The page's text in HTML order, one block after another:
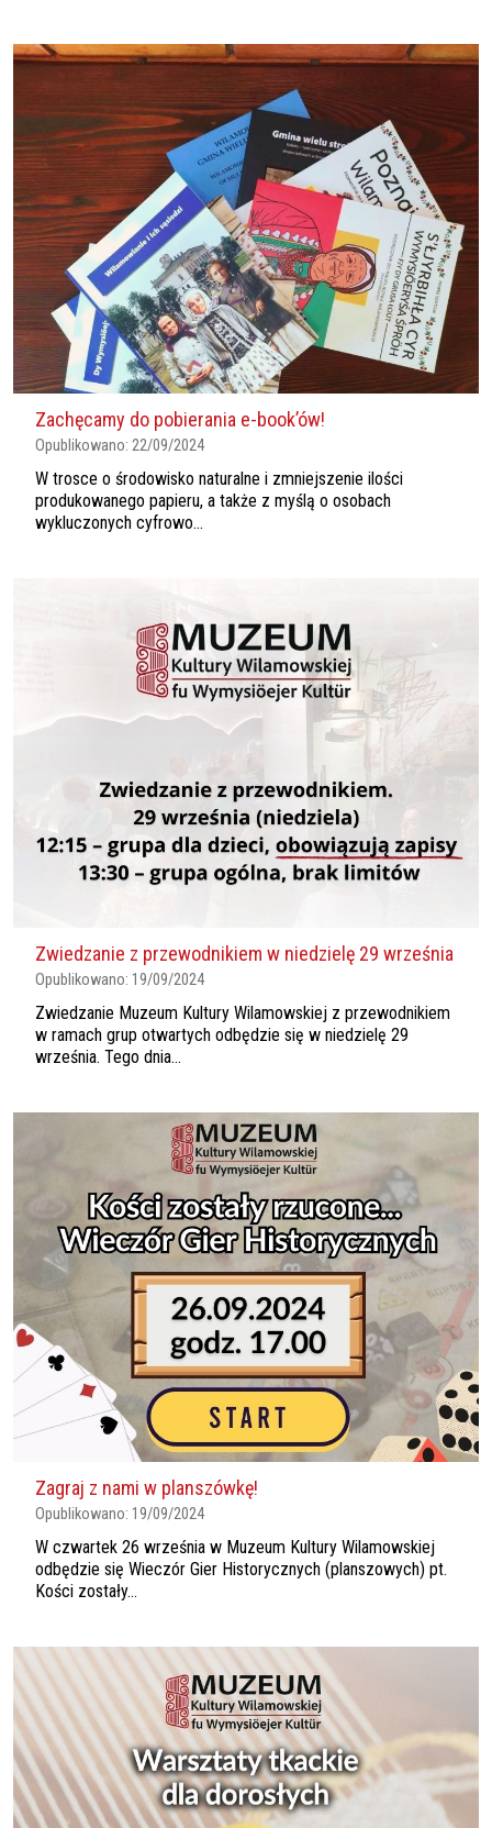
Zachęcamy do pobierania e-book’ów!
Opublikowano: 22/09/2024
W trosce o środowisko naturalne i zmniejszenie ilości
produkowanego papieru, a także z myślą o osobach
wykluczonych cyfrowo...
Zwiedzanie z przewodnikiem w niedzielę 29 września
Opublikowano: 19/09/2024
Zwiedzanie Muzeum Kultury Wilamowskiej z przewodnikiem
w ramach grup otwartych odbędzie się w niedzielę 29
września. Tego dnia...
Zagraj z nami w planszówkę!
Opublikowano: 19/09/2024
W czwartek 26 września w Muzeum Kultury Wilamowskiej
odbędzie się Wieczór Gier Historycznych (planszowych) pt.
Kości zostały...